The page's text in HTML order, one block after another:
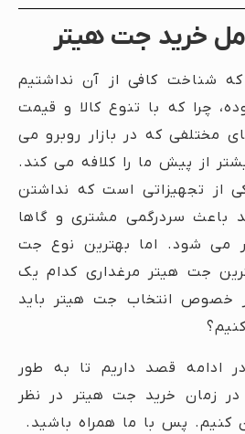
خرید جت هیتر
شناخت کافی از آن نداشتیم
چرا که با تنوع کالا و قیمت
مختلفی که در بازار روبرو می
از پیش ما را کلافه می کند.
از تجهیزاتی است که نداشتن
باعث سردرگمی مشتری و گاها
می شود. اما بهترین نوع جت
جت هیتر مرغداری کدام یک
خصوص انتخاب جت هیتر باید
ادامه قصد داریم تا به طور
در زمان خرید جت هیتر در نظر
کنیم. پس با ما همراه باشید.